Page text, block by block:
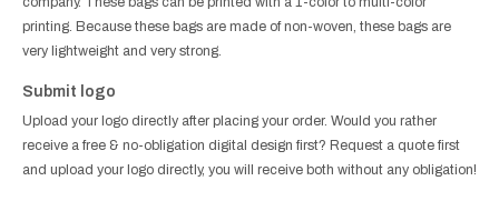
printing. Because these bags are made of non-woven, these bags are
very lightweight and very strong.
Submit logo
Upload your logo directly after placing your order. Would you rather
receive a free & no-obligation digital design first? Request a quote first
and upload your logo directly, you will receive both without any obligation!